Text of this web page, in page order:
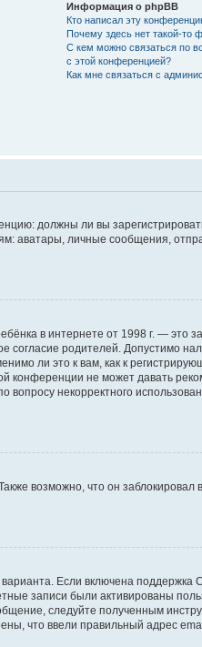
Информация о phpBB
Кто написал эту
Почему здесь нет такой-то
С кем можно связаться по
с этой конференцией?
Как мне связаться с
должны ли вы
личные сообщения,
в интернете от 1998 г. —
родителей. Допустимо
ли это к вам, как к
конференции не может давать
некорректного
возможно, что он
Если включена поддержка
записи были активированы
следуйте полученным
что ввели правильный адрес